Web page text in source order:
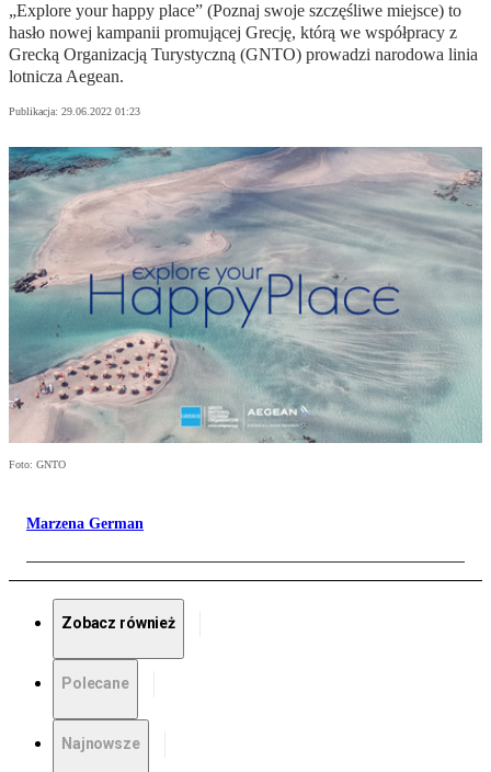
„Explore your happy place” (Poznaj swoje szczęśliwe miejsce) to
hasło nowej kampanii promującej Grecję, którą we współpracy z
Grecką Organizacją Turystyczną (GNTO) prowadzi narodowa linia
lotnicza Aegean.
Publikacja: 29.06.2022 01:23
Foto: GNTO
Marzena German
Zobacz również
Polecane
Najnowsze